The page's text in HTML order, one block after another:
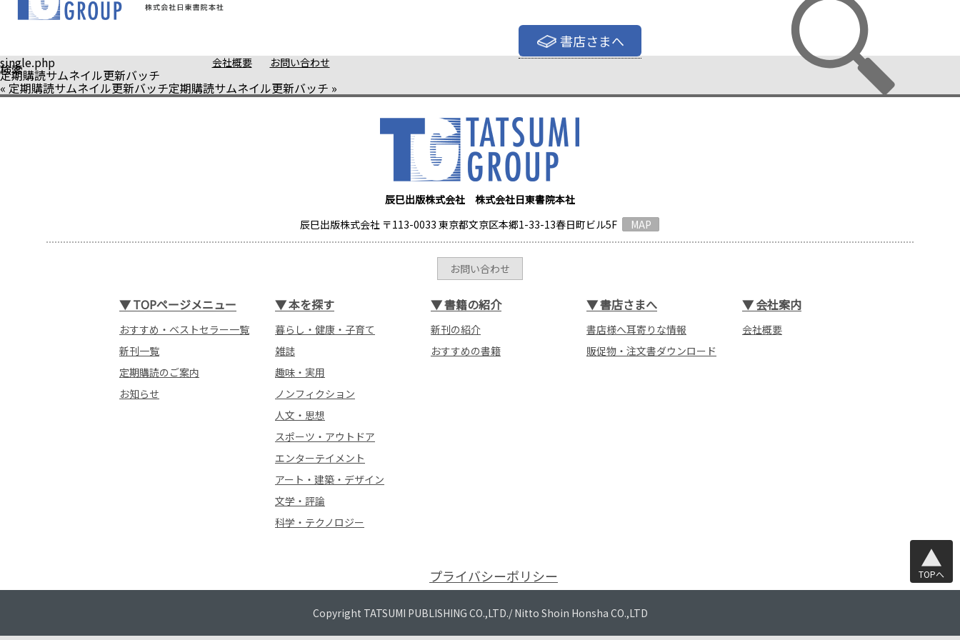
書店さまへ
会社概要 お問い合わせ
検索
single.php
定期購読サムネイル更新バッチ
« 定期購読サムネイル更新バッチ定期購読サムネイル更新バッチ »
辰巳出版株式会社 株式会社日東書院本社
辰巳出版株式会社 〒113-0033 東京都文京区本郷1-33-13春日町ビル5F
MAP
お問い合わせ
▼TOPページメニュー
おすすめ・ベストセラー一覧
新刊一覧
定期購読のご案内
お知らせ
▼本を探す
暮らし・健康・子育て
雑誌
趣味・実用
ノンフィクション
人文・思想
スポーツ・アウトドア
エンターテイメント
アート・建築・デザイン
文学・評論
科学・テクノロジー
▼書籍の紹介
新刊の紹介
おすすめの書籍
▼書店さまへ
書店様へ耳寄りな情報
販促物・注文書ダウンロード
▼会社案内
会社概要
プライバシーポリシー TOPへ
Copyright TATSUMI PUBLISHING CO.,LTD./ Nitto Shoin Honsha CO.,LTD